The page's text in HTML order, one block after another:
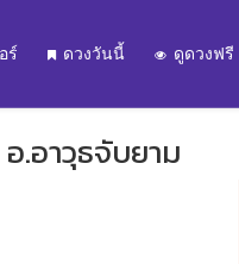
ร์ ดวงวันนี้ ดูดวงฟรี
.อาวุธจับยาม